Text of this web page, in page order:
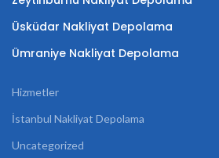
Üsküdar Nakliyat Depolama
Ümraniye Nakliyat Depolama
Hizmetler
İstanbul Nakliyat Depolama
Uncategorized